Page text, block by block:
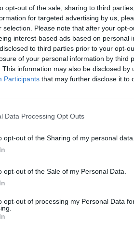
opt-out of the sale, sharing to third
for targeted advertising by us,
selection. Please note that after your opt-
interest-based ads based on personal
to third parties prior to your opt-
of your personal information by third
This information may also be disclosed by
Participants that may further disclose it to
Data Processing Opt Outs
opt-out of the Sharing of my personal data.
opt-out of the Sale of my Personal Data.
opt-out of processing my Personal Data